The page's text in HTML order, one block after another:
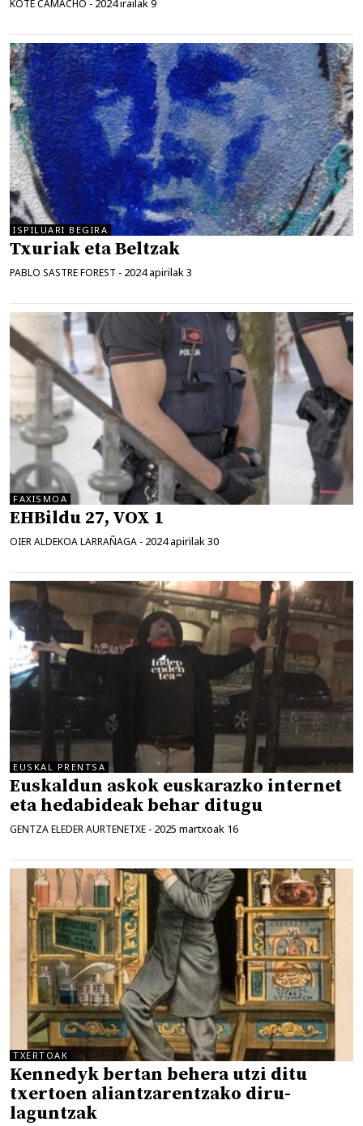
KOTE CAMACHO -
ISPILUARI BEGIRA
Txuriak eta Beltzak
PABLO SASTRE FOREST - 2024 apirilak 3
FAXISMOA
EHBildu 27, VOX 1
OIER ALDEKOA LARRAÑAGA - 2024 apirilak 30
EUSKAL PRENTSA
Euskaldun askok euskarazko internet
eta hedabideak behar ditugu
GENTZA ELEDER AURTENETXE - 2025 martxoak 16
TXERTOAK
Kennedyk bertan behera utzi ditu
txertoen aliantzarentzako diru-
laguntzak